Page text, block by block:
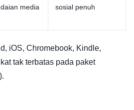
media
sosial penuh
iOS, Chromebook, Kindle,
tak terbatas pada paket